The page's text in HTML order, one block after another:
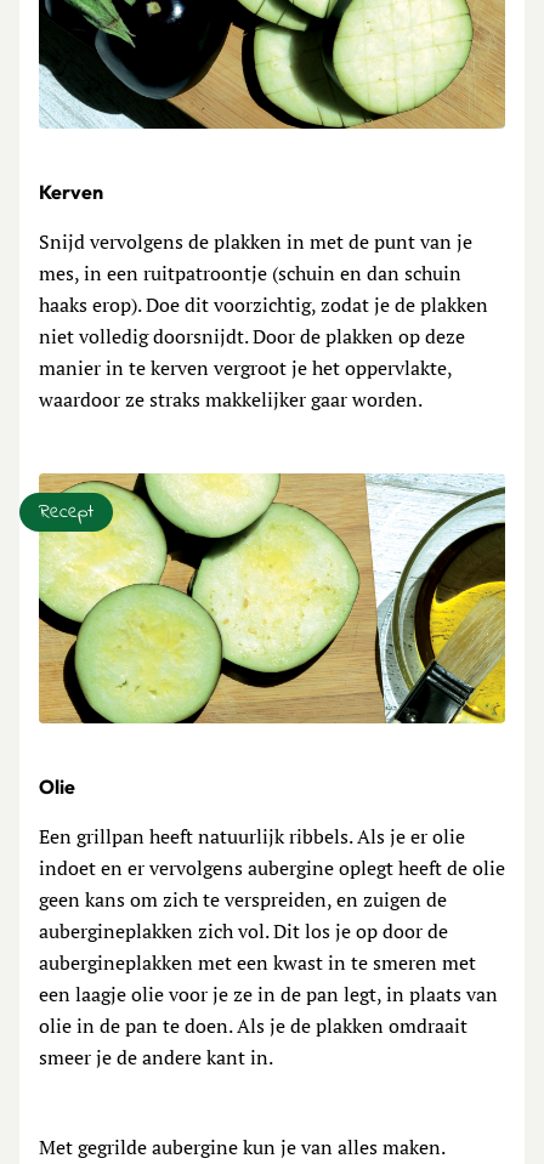
Kerven
Snijd vervolgens de plakken in met de punt van je
mes, in een ruitpatroontje (schuin en dan schuin
haaks erop). Doe dit voorzichtig, zodat je de plakken
niet volledig doorsnijdt. Door de plakken op deze
manier in te kerven vergroot je het oppervlakte,
waardoor ze straks makkelijker gaar worden.
Recept
Olie
Een grillpan heeft natuurlijk ribbels. Als je er olie
indoet en er vervolgens aubergine oplegt heeft de olie
geen kans om zich te verspreiden, en zuigen de
aubergineplakken zich vol. Dit los je op door de
aubergineplakken met een kwast in te smeren met
een laagje olie voor je ze in de pan legt, in plaats van
olie in de pan te doen. Als je de plakken omdraait
smeer je de andere kant in.
Met gegrilde aubergine kun je van alles maken.